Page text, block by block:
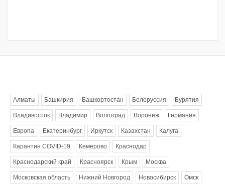
Алматы Башкирия Башкортостан Белоруссия Бурятия
Владивосток Владимир Волгоград Воронеж Германия
Европа Екатеринбург Иркутск Казахстан Калуга
Карантин COVID-19 Кемерово Краснодар
Краснодарский край Красноярск Крым Москва
Московская область Нижний Новгород Новосибирск Омск